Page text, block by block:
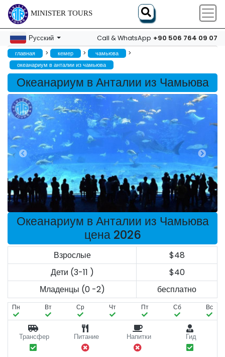
MINISTER TOURS
Русский Call & WhatsApp +90 506 764 09 07
главная > кемер > чамьюва >
океанариум в анталии из чамьюва
Океанариум в Анталии из Чамьюва
Океанариум в Анталии из Чамьюва
цена 2026
Взрослые
$48
Дети (3-11 )
$40
Младенцы (0 -2)
бесплатно
Пн Вт Ср Чт Пт Сб Вс
Трансфер Питание Напитки Гид